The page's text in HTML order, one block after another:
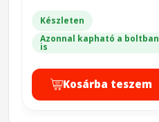
Készleten
Azonnal kapható a boltban
is
Kosárba teszem